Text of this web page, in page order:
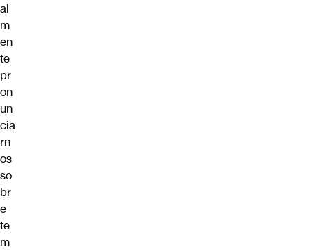
al
m
en
te
pr
on
un
cia
rn
os
so
br
e
te
m